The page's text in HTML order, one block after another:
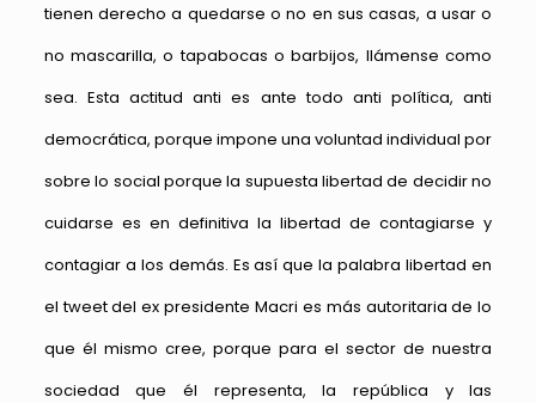
tienen derecho a quedarse o no en sus casas, a usar o
no mascarilla, o tapabocas o barbijos, llámense como
sea. Esta actitud anti es ante todo anti política, anti
democrática, porque impone una voluntad individual por
sobre lo social porque la supuesta libertad de decidir no
cuidarse es en definitiva la libertad de contagiarse y
contagiar a los demás. Es así que la palabra libertad en
el tweet del ex presidente Macri es más autoritaria de lo
que él mismo cree, porque para el sector de nuestra
sociedad que él representa, la república y las